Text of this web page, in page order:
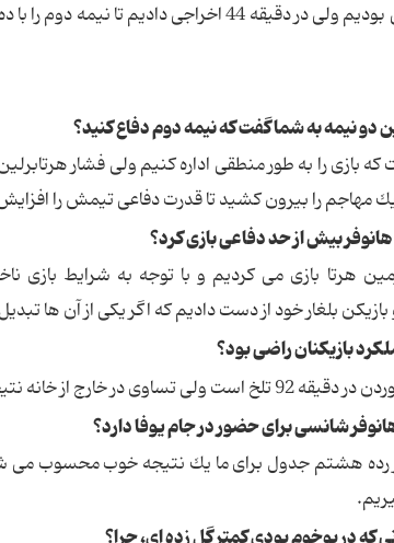
نیمه اول عالی بودیم ولی در دقیقه 44 اخراجی
دو نیمه به شما گفت كه نیمه دوم دفاع كنید؟
مهاجم را بیرون كشید تا قدرت دفاعی تیمش را
بیش از حد دفاعی بازی كرد؟
هرتا بازی می كردیم و با توجه به شرایط
بلغار خود از دست دادیم كه اگر یكی از آن ها
بازیكنان راضی بود؟
نتیجه بدی نیست و او از عملكرد بازیكنان رضایت داشت.
شانسی برای حضور در جام یوفا دارد؟
رده هشتم جدول برای ما یك نتیجه خوب محسوب می